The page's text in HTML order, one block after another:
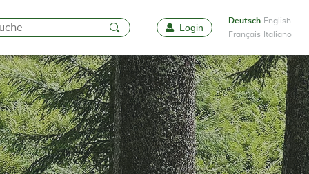
FavoritenLogin
Deutsch English
Français
Italiano